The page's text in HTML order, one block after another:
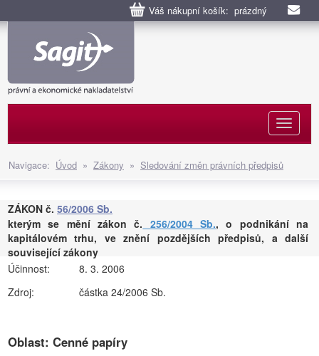
Váš nákupní košík: prázdný
Navigace: Úvod » Zákony » Sledování změn právních předpisů
ZÁKON č. 56/2006 Sb.
kterým se mění zákon č. 256/2004 Sb., o podnikání na
kapitálovém trhu, ve znění pozdějších předpisů, a další
související zákony
Účinnost:
8. 3. 2006
Zdroj:
částka 24/2006 Sb.
Oblast: Cenné papíry